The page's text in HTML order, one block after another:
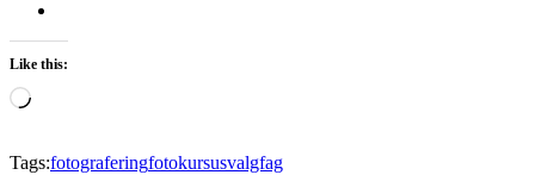
Like this:
Loading…
Tags:fotograferingfotokursusvalgfag